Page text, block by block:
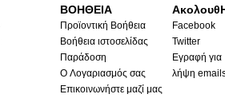
ΒΟΗΘΕΙΑ
Προϊοντική Βοήθεια
Βοήθεια ιστοσελίδας
Παράδοση
Ο Λογαριασμός σας
Επικοινωνήστε μαζί μας
Facebook
Twitter
Εγραφή για
λήψη